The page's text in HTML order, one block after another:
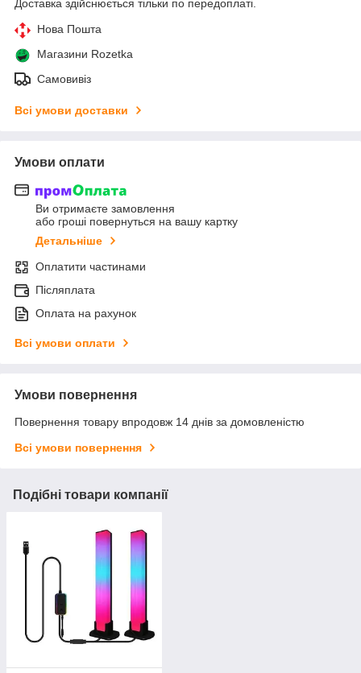
Доставка здійснюється тільки по передоплаті.
Нова Пошта
Магазини Rozetka
Самовивіз
Всі умови доставки
Умови оплати
Ви отримаєте замовлення
або гроші повернуться на вашу картку
Детальніше
Оплатити частинами
Післяплата
Оплата на рахунок
Всі умови оплати
Умови повернення
Повернення товару впродовж 14 днів за домовленістю
Всі умови повернення
Подібні товари компанії